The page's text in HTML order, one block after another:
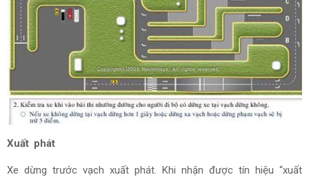
Xuất phát
Xe dừng trước vạch xuất phát. Khi nhận được tín hiệu “xuất